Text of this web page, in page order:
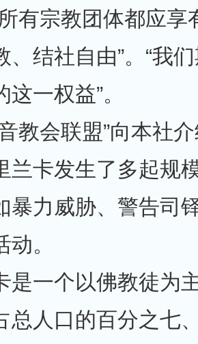
有宗教团体都应享
、结社自由”。“我
一权益”。
教会联盟”向本社
兰卡发生了多起规
暴力威胁、警告司
。
是一个以佛教徒为
总人口的百分之七